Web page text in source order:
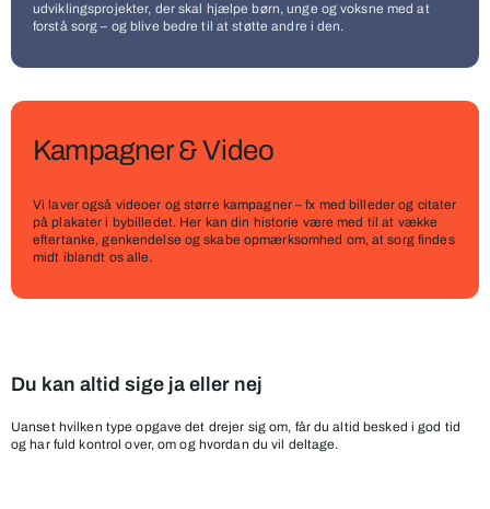
udviklingsprojekter, der skal hjælpe børn, unge og voksne med at
forstå sorg – og blive bedre til at støtte andre i den.
Kampagner & Video
Vi laver også videoer og større kampagner – fx med billeder og citater
på plakater i bybilledet. Her kan din historie være med til at vække
eftertanke, genkendelse og skabe opmærksomhed om, at sorg findes
midt iblandt os alle.
Du kan altid sige ja eller nej
Uanset hvilken type opgave det drejer sig om, får du altid besked i god tid
og har fuld kontrol over, om og hvordan du vil deltage.